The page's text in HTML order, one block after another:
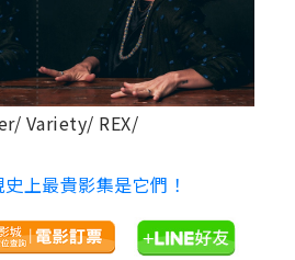
Variety/ REX/
上最貴影集是它們！